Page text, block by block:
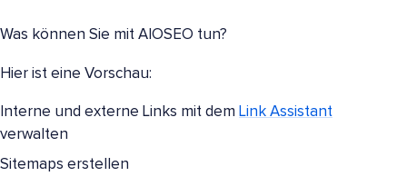
Was können Sie mit AIOSEO tun?
Hier ist eine Vorschau:
Interne und externe Links mit dem Link Assistant
verwalten
Sitemaps erstellen